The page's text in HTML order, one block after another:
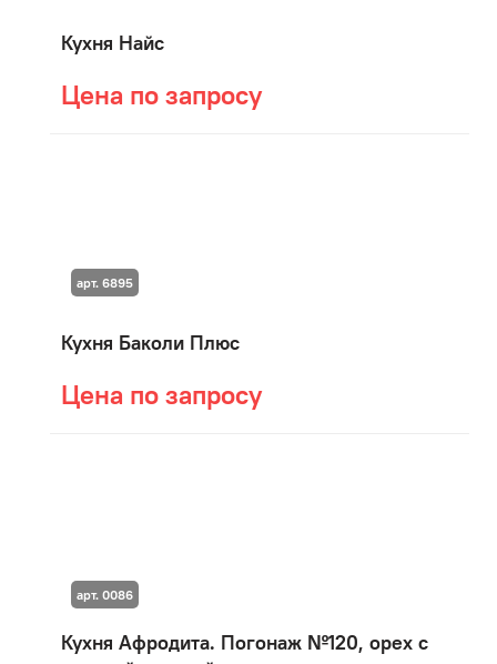
Кухня Найс
Цена по запросу
Кухня Баколи Плюс
Цена по запросу
арт. 6895
Кухня Афродита. Погонаж №120, орех с
арт. 0086